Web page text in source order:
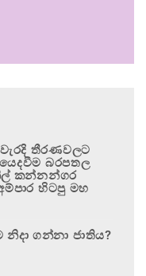
තීරණවලට
බරපතල
කන්නන්ගර
හිටපු මහ
ගන්නා ජාතිය?